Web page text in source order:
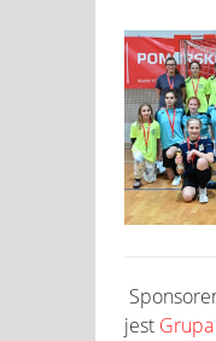
jest Grupa